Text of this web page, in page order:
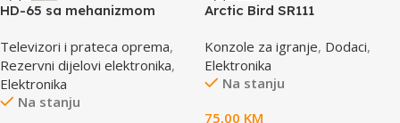
HD-65 sa mehanizmom
AE-HD65M
Televizori i prateca oprema,
Rezervni dijelovi elektronika,
Elektronika
Na stanju
Arctic Bird SR111
Konzole za igranje, Dodaci,
Elektronika
Na stanju
75,00 KM